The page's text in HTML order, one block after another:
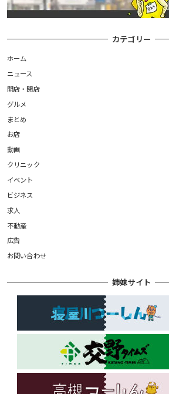
カテゴリー
ホーム
ニュース
開店・閉店
グルメ
まとめ
お店
動画
クリニック
イベント
ビジネス
求人
不動産
広告
お問い合わせ
姉妹サイト